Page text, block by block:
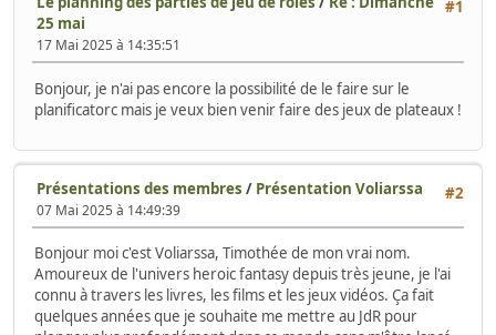
#1
25 mai
17 Mai 2025 à 14:35:51
Bonjour, je n'ai pas encore la possibilité de le faire sur le
planificatorc mais je veux bien venir faire des jeux de plateaux !
#2
Présentations des membres / Présentation Voliarssa
07 Mai 2025 à 14:49:39
Bonjour moi c'est Voliarssa, Timothée de mon vrai nom.
Amoureux de l'univers heroic fantasy depuis très jeune, je l'ai
connu à travers les livres, les films et les jeux vidéos. Ça fait
quelques années que je souhaite me mettre au JdR pour